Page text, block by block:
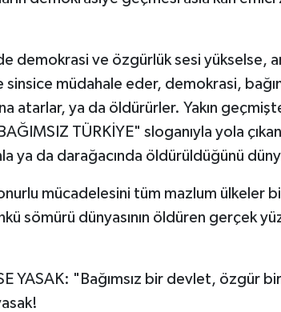
demokrasi ve özgürlük sesi yükselse,
müdahale eder, demokrasi,
atarlar, ya da öldürürler. Yakın
TÜRKİYE" sloganıyla yola
ya da darağacında öldürüldüğünü
mücadelesini tüm mazlum ülkeler
sömürü dünyasının öldüren gerçek
YASAK: "Bağımsız bir devlet, özgür